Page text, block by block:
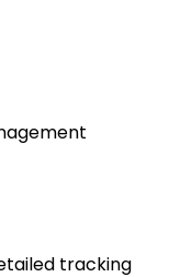
tracking